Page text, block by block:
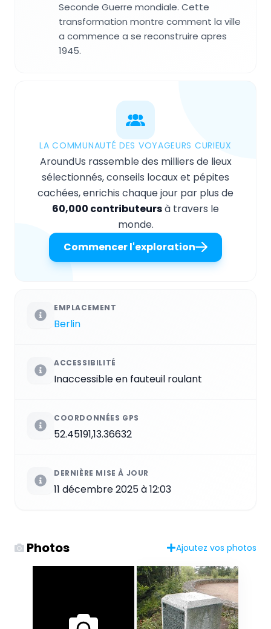
Seconde Guerre mondiale. Cette
transformation montre comment la ville
a commence a se reconstruire apres
1945.
LA COMMUNAUTÉ DES VOYAGEURS CURIEUX
AroundUs rassemble des milliers de lieux
sélectionnés, conseils locaux et pépites
cachées, enrichis chaque jour par plus de
60,000 contributeursà travers le
monde.
Commencer l'exploration
EMPLACEMENT
Berlin
ACCESSIBILITÉ
Inaccessible en fauteuil roulant
COORDONNÉES GPS
52.45191,13.36632
DERNIÈRE MISE À JOUR
11 décembre 2025 à 12:03
Photos Ajoutez vos photos